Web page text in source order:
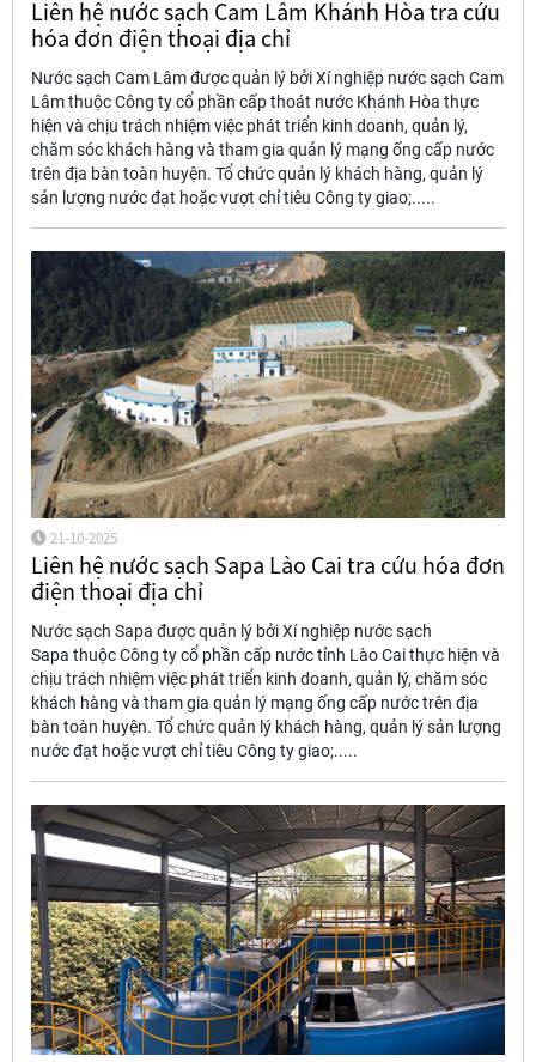
Liên hệ nước sạch Cam Lâm Khánh Hòa tra cứu
hóa đơn điện thoại địa chỉ
Nước sạch Cam Lâm được quản lý bởi Xí nghiệp nước sạch Cam
Lâm thuộc Công ty cổ phần cấp thoát nước Khánh Hòa thực
hiện và chịu trách nhiệm việc phát triển kinh doanh, quản lý,
chăm sóc khách hàng và tham gia quản lý mạng ống cấp nước
trên địa bàn toàn huyện. Tổ chức quản lý khách hàng, quản lý
sản lượng nước đạt hoặc vượt chỉ tiêu Công ty giao;.....
21-10-2025
Liên hệ nước sạch Sapa Lào Cai tra cứu hóa đơn
điện thoại địa chỉ
Nước sạch Sapa được quản lý bởi Xí nghiệp nước sạch
Sapa thuộc Công ty cổ phần cấp nước tỉnh Lào Cai thực hiện và
chịu trách nhiệm việc phát triển kinh doanh, quản lý, chăm sóc
khách hàng và tham gia quản lý mạng ống cấp nước trên địa
bàn toàn huyện. Tổ chức quản lý khách hàng, quản lý sản lượng
nước đạt hoặc vượt chỉ tiêu Công ty giao;.....